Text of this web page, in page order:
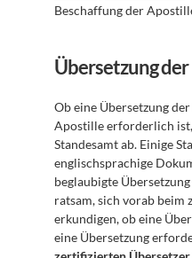
Beschaffung der
Übersetzung
Ob eine Übersetzung
Apostille erforderlich
Standesamt ab. Einige
englischsprachige
beglaubigte
ratsam, sich vorab beim
erkundigen, ob eine